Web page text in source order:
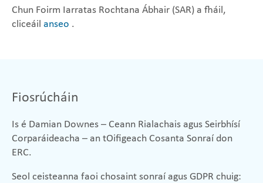
Chun Foirm Iarratas Rochtana Ábhair (SAR) a fháil,
cliceáil anseo .
Fiosrúcháin
Is é Damian Downes – Ceann Rialachais agus Seirbhísí
Corparáideacha – an tOifigeach Cosanta Sonraí don
ERC.
Seol ceisteanna faoi chosaint sonraí agus GDPR chuig: